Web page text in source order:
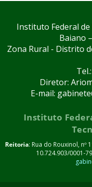
Instituto Federal de
Baiano
Zona Rural - Distrito
Diretor:
E-mail:
Instituto
Reitoria: Rua do Rouxinol, nº
10.724.903/0001-